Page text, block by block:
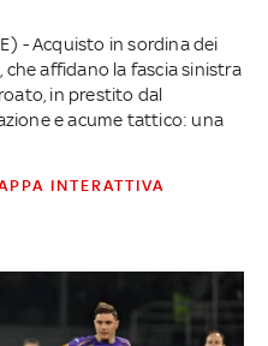
- Acquisto in sordina dei
che affidano la fascia sinistra
in prestito dal
e acume tattico: una
INTERATTIVA